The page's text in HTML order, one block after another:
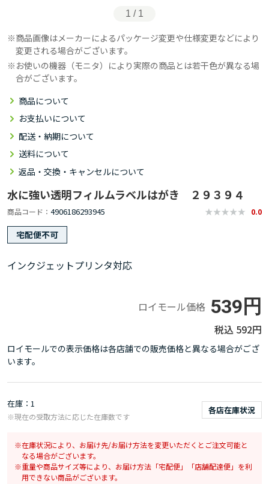
1 / 1
商品画像はメーカーによるパッケージ変更や仕様変更などにより
変更される場合がございます。
お使いの機器（モニタ）により実際の商品とは若干色が異なる場
合がございます。
商品について
お支払いについて
配送・納期について
送料について
返品・交換・キャンセルについて
水に強い透明フィルムラベルはがき ２９３９４
商品コード 4906186293945 0.0
宅配便不可
インクジェットプリンタ対応
ロイモール価格 539円
592円
ロイモールでの表示価格は各店舗での販売価格と異なる場合がござ
います。
在庫 1
各店在庫状況
※現在の受取方法に応じた在庫数です
在庫状況により、お届け先/お届け方法を変更いただくとご注文可能と
なる場合がございます。
重量や商品サイズ等により、お届け方法「宅配便」「店舗配達便」を利
用できない商品がございます。